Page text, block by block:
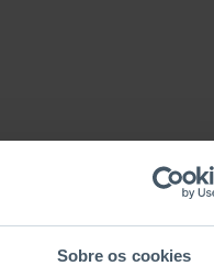
Sobre os cookies